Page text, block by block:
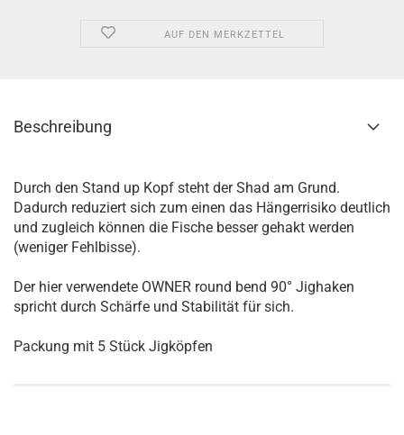
AUF DEN MERKZETTEL
Beschreibung
Durch den Stand up Kopf steht der Shad am Grund.
Dadurch reduziert sich zum einen das Hängerrisiko deutlich
und zugleich können die Fische besser gehakt werden
(weniger Fehlbisse).
Der hier verwendete OWNER round bend 90° Jighaken
spricht durch Schärfe und Stabilität für sich.
Packung mit 5 Stück Jigköpfen